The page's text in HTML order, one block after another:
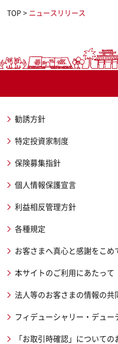
TOP > ニュースリリース
勧誘方針
特定投資家制度
保険募集指針
個人情報保護宣言
利益相反管理方針
各種規定
お客さまへ真心と感謝をこめ
本サイトのご利用にあたって
法人等のお客さまの情報の共
フィデューシャリー・デュー
「お取引時確認」についての